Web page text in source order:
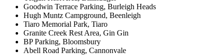
Goodwin Terrace Parking, Burleigh Heads
Hugh Muntz Campground, Beenleigh
Tiaro Memorial Park, Tiaro
Granite Creek Rest Area, Gin Gin
BP Parking, Bloomsbury
Abell Road Parking, Cannonvale